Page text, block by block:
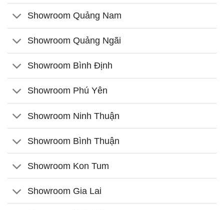
Showroom Quảng Nam
Showroom Quảng Ngãi
Showroom Bình Định
Showroom Phú Yên
Showroom Ninh Thuận
Showroom Bình Thuận
Showroom Kon Tum
Showroom Gia Lai